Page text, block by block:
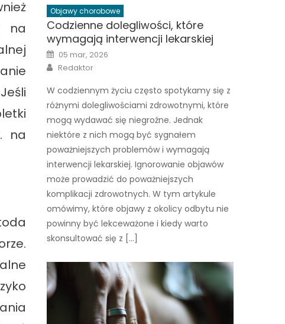
na
na
Objawy chorobowe
Codzienne dolegliwości, które
wymagają interwencji lekarskiej
Posted
on
05 mar, 2026
Author
Redaktor
W codziennym życiu często spotykamy się z
różnymi dolegliwościami zdrowotnymi, które
mogą wydawać się niegroźne. Jednak
niektóre z nich mogą być sygnałem
poważniejszych problemów i wymagają
interwencji lekarskiej. Ignorowanie objawów
może prowadzić do poważniejszych
komplikacji zdrowotnych. W tym artykule
omówimy, które objawy z okolicy odbytu nie
powinny być lekceważone i kiedy warto
skonsultować się z […]